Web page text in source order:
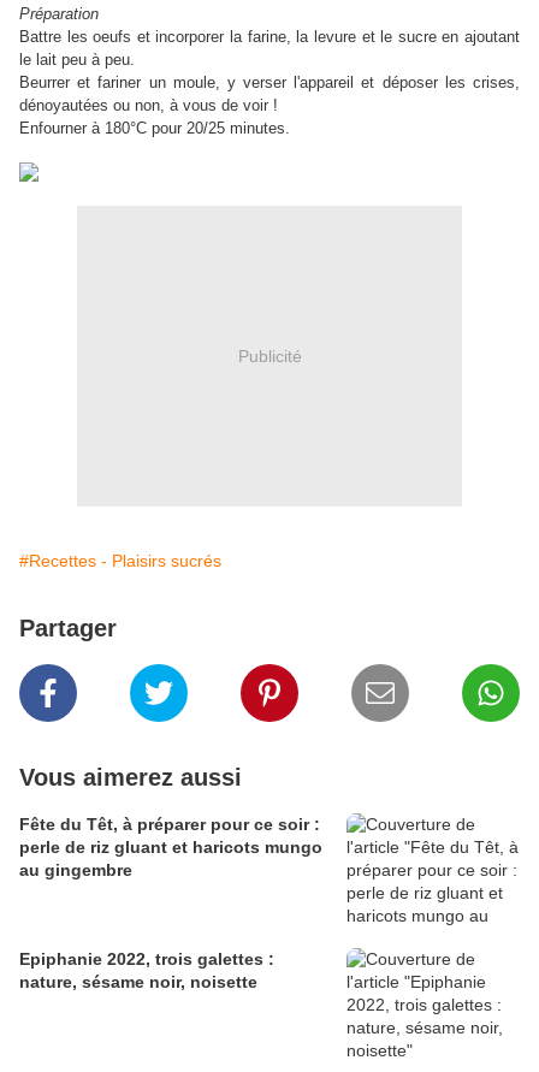
Préparation
Battre les oeufs et incorporer la farine, la levure et le sucre en ajoutant
le lait peu à peu.
Beurrer et fariner un moule, y verser l'appareil et déposer les crises,
dénoyautées ou non, à vous de voir !
Enfourner à 180°C pour 20/25 minutes.
Publicité
#Recettes - Plaisirs sucrés
Partager
Vous aimerez aussi
Fête du Têt, à préparer pour ce soir :
perle de riz gluant et haricots mungo
au gingembre
Epiphanie 2022, trois galettes :
nature, sésame noir, noisette